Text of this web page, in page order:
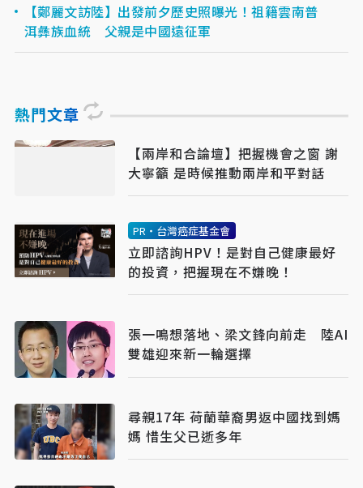
【鄭麗文訪陸】出發前夕歷史照曝光！祖籍雲南普
洱彝族血統 父親是中國遠征軍
熱門文章
【兩岸和合論壇】把握機會之窗 謝
大寧籲 是時候推動兩岸和平對話
PR・台灣癌症基金會
立即諮詢HPV！是對自己健康最好
的投資，把握現在不嫌晚！
張一鳴想落地、梁文鋒向前走 陸AI
雙雄迎來新一輪選擇
尋親17年 荷蘭華裔男返中國找到媽
媽 惜生父已逝多年